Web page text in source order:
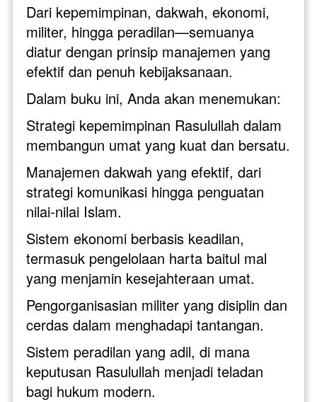
Dari kepemimpinan, dakwah, ekonomi,
militer, hingga peradilan—semuanya
diatur dengan prinsip manajemen yang
efektif dan penuh kebijaksanaan.
Dalam buku ini, Anda akan menemukan:
Strategi kepemimpinan Rasulullah dalam
membangun umat yang kuat dan bersatu.
Manajemen dakwah yang efektif, dari
strategi komunikasi hingga penguatan
nilai-nilai Islam.
Sistem ekonomi berbasis keadilan,
termasuk pengelolaan harta baitul mal
yang menjamin kesejahteraan umat.
Pengorganisasian militer yang disiplin dan
cerdas dalam menghadapi tantangan.
Sistem peradilan yang adil, di mana
keputusan Rasulullah menjadi teladan
bagi hukum modern.